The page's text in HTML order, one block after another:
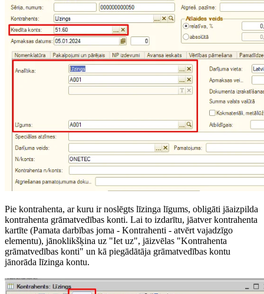
Pie kontrahenta, ar kuru ir noslēgts līzinga līgums, obligāti jāaizpilda
kontrahenta grāmatvedības konti. Lai to izdarītu, jāatver kontrahenta
kartīte (Pamata darbības joma - Kontrahenti - atvērt vajadzīgo
elementu), jānoklikšķina uz "Iet uz", jāizvēlas "Kontrahenta
grāmatvedības konti" un kā piegādātāja grāmatvedības kontu
jānorāda līzinga kontu.